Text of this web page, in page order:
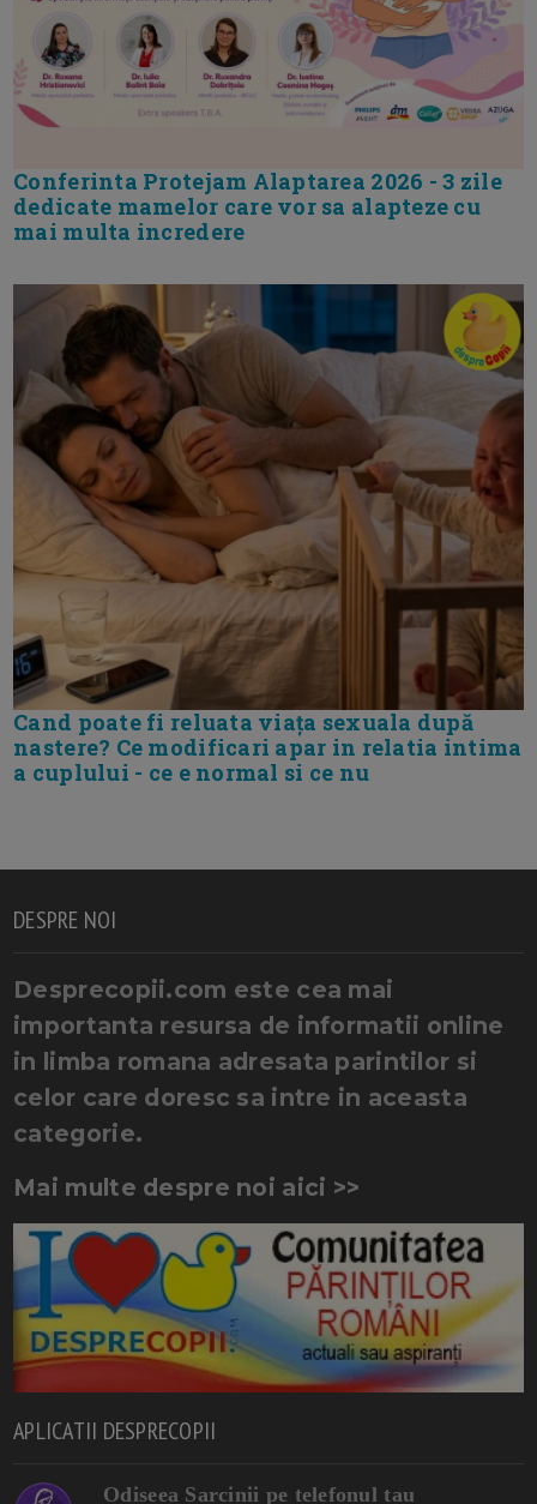
Conferinta Protejam Alaptarea 2026 - 3 zile
dedicate mamelor care vor sa alapteze cu
mai multa incredere
Cand poate fi reluata viața sexuala după
nastere? Ce modificari apar in relatia intima
a cuplului - ce e normal si ce nu
DESPRE NOI
Desprecopii.com este cea mai
importanta resursa de informatii online
in limba romana adresata parintilor si
celor care doresc sa intre in aceasta
categorie.
Mai multe despre noi aici >>
APLICATII DESPRECOPII
Odiseea Sarcinii pe telefonul tau